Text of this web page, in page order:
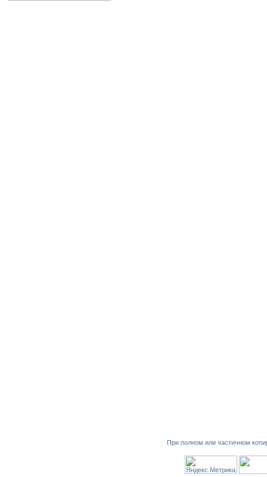
При полном или частичном